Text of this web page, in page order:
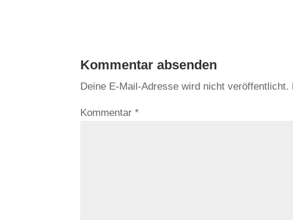
Kommentar absenden
Deine E-Mail-Adresse wird nicht veröffentlicht.
Kommentar*